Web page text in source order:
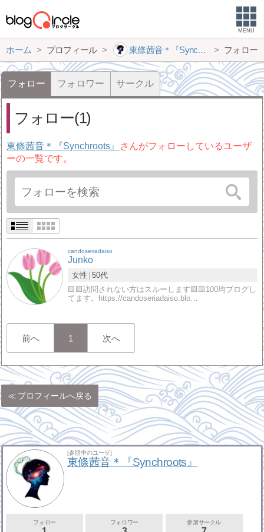
MENU
ホーム プロフィール 東條茜音＊『Synchroots』 フォロー
フォロー フォロワー サークル
フォロー(1)
東條茜音＊『Synchroots』
さんがフォローしているユーザ
ーの一覧です。
candoseriadaiso
Junko
女性 50代
🟨🟨訪問されない方はスルーします🟨🟨100均ブログし
てます。https://candoseriadaiso.blo…
前へ 1 次へ
プロフィールへ戻る
[参照中のユーザ]
東條茜音＊『Synchroots』
フォロー フォロワー 参加サークル